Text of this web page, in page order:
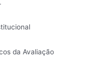
da Avaliação